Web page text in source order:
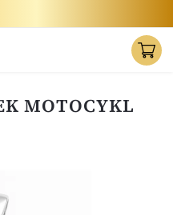
MOTOCYKL